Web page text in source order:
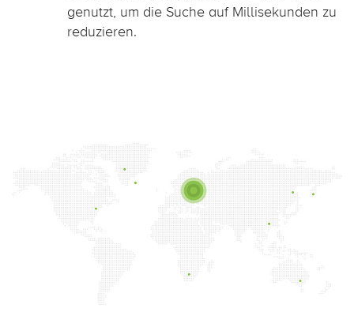
genutzt, um die Suche auf Millisekunden zu
reduzieren.